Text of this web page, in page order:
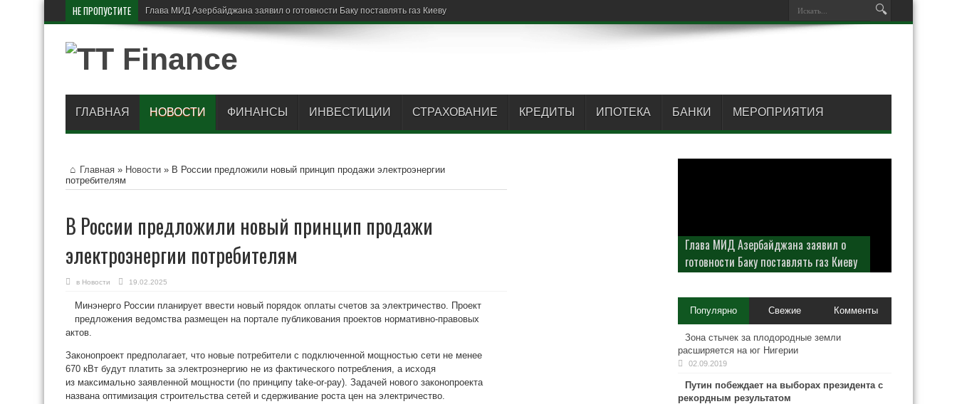
НЕ ПРОПУСТИТЕ Британ
ГЛАВНАЯ НОВОСТИ ФИНАНСЫ ИНВЕСТИЦИИ СТРАХОВАНИЕ КРЕДИТЫ ИПОТЕКА БАНКИ МЕРОПРИЯТИЯ
Главная » Новости » В России предложили новый принцип продажи электроэнергии
потребителям
В России предложили новый принцип продажи
электроэнергии потребителям
в Новости 19.02.2025
Минэнерго России планирует ввести новый порядок оплаты счетов за электричество. Проект
предложения ведомства размещен на портале публикования проектов нормативно-правовых
актов.
Законопроект предполагает, что новые потребители с подключенной мощностью сети не менее
670 кВт будут платить за электроэнергию не из фактического потребления, а исходя
из максимально заявленной мощности (по принципу take-or-pay). Задачей нового законопроекта
названа оптимизация строительства сетей и сдерживание роста цен на электричество.
Глава МИД Азербайджана заявил о
готовности Баку поставлять газ Киеву
Популярно Свежие Комменты
Зона стычек за плодородные земли
расширяется на юг Нигерии
02.09.2019
Путин побеждает на выборах президента с
рекордным результатом